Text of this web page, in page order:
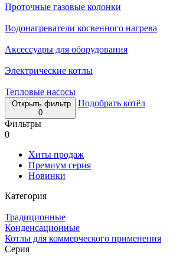
Проточные газовые колонки
Водонагреватели косвенного нагрева
Аксессуары для оборудования
Электрические котлы
Тепловые насосы
Открыть фильтр
0
Подобрать котёл
Фильтры
0
Хиты продаж
Премиум серия
Новинки
Категория
Традиционные
Конденсационные
Котлы для коммерческого применения
Серия